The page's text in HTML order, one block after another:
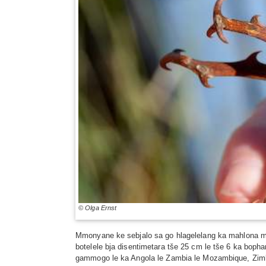
© Olga Ernst
Mmonyane ke sebjalo sa go hlagelelang ka mahlona
botelele bja disentimetara tše 25 cm le tše 6 ka
gammogo le ka Angola le Zambia le Mozambique,